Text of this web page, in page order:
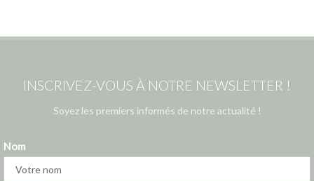
INSCRIVEZ-VOUS À NOTRE NEWSLETTER !
Soyez les premiers informés de notre actualité !
Nom